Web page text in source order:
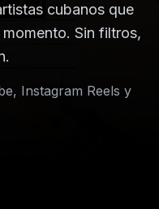
cubanos que
Sin filtros,
Instagram Reels y